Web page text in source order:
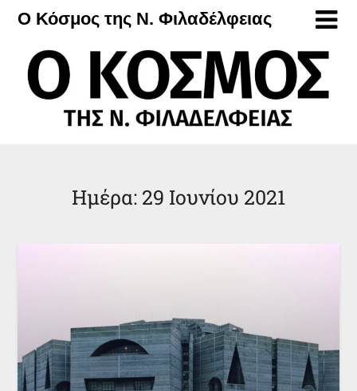
Μετάβαση
περιεχόμενο
Ο Κόσμος της Ν. Φιλαδέλφειας
Ημέρα: 29 Ιουνίου 2021